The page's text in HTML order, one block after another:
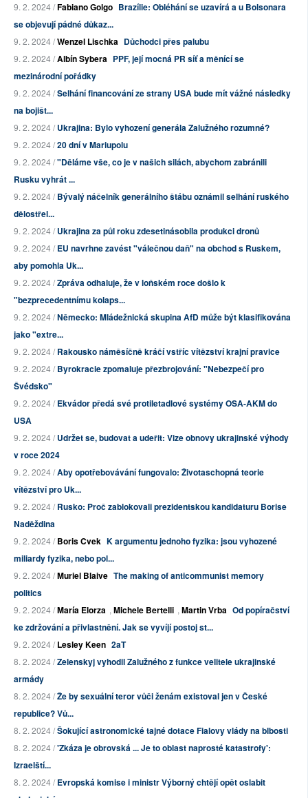
9. 2. 2024 /Fabiano Golgo Brazílie: Obléhání se uzavírá a u Bolsonara
se objevují pádné důkaz...
9. 2. 2024 /Wenzel Lischka Důchodci přes palubu
9. 2. 2024 /Albín Sybera PPF, její mocná PR síť a měnící se
mezinárodní pořádky
9. 2. 2024 /Selhání financování ze strany USA bude mít vážné následky
na bojišt...
9. 2. 2024 /Ukrajina: Bylo vyhození generála Zalužného rozumné?
9. 2. 2024 /20 dní v Mariupolu
9. 2. 2024 /"Děláme vše, co je v našich silách, abychom zabránili
Rusku vyhrát ...
9. 2. 2024 /Bývalý náčelník generálního štábu oznámil selhání ruského
dělostřel...
9. 2. 2024 /Ukrajina za půl roku zdesetinásobila produkci dronů
9. 2. 2024 /EU navrhne zavést "válečnou daň" na obchod s Ruskem,
aby pomohla Uk...
9. 2. 2024 /Zpráva odhaluje, že v loňském roce došlo k
"bezprecedentnímu kolaps...
9. 2. 2024 /Německo: Mládežnická skupina AfD může být klasifikována
jako "extre...
9. 2. 2024 /Rakousko náměsíčně kráčí vstříc vítězství krajní pravice
9. 2. 2024 /Byrokracie zpomaluje přezbrojování: "Nebezpečí pro
Švédsko"
9. 2. 2024 /Ekvádor předá své protiletadlové systémy OSA-AKM do
USA
9. 2. 2024 /Udržet se, budovat a udeřit: Vize obnovy ukrajinské výhody
v roce 2024
9. 2. 2024 /Aby opotřebovávání fungovalo: Životaschopná teorie
vítězství pro Uk...
9. 2. 2024 /Rusko: Proč zablokovali prezidentskou kandidaturu Borise
Naděždina
9. 2. 2024 /Boris Cvek K argumentu jednoho fyzika: jsou vyhozené
miliardy fyzika, nebo pol...
9. 2. 2024 /Muriel Blaive The making of anticommunist memory
politics
9. 2. 2024 /María Elorza , Michele Bertelli , Martin Vrba Od popíračství
ke zdržování a přivlastnění. Jak se vyvíjí postoj st...
9. 2. 2024 /Lesley Keen 2aT
8. 2. 2024 /Zelenskyj vyhodil Zalužného z funkce velitele ukrajinské
armády
8. 2. 2024 /Že by sexuální teror vůči ženám existoval jen v České
republice? Vů...
8. 2. 2024 /Šokující astronomické tajné dotace Fialovy vlády na blbosti
8. 2. 2024 /'Zkáza je obrovská ... Je to oblast naprosté katastrofy':
Izraelští...
8. 2. 2024 /Evropská komise i ministr Výborný chtějí opět oslabit